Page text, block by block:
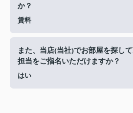
か？
賃料
また、当店(当社)でお部屋を探し
担当をご指名いただけますか？
はい